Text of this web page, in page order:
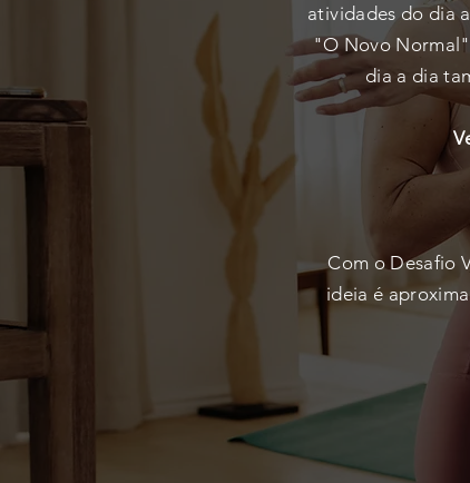
atividades do dia
"O Novo
dia a dia
Com o Desafio
ideia é